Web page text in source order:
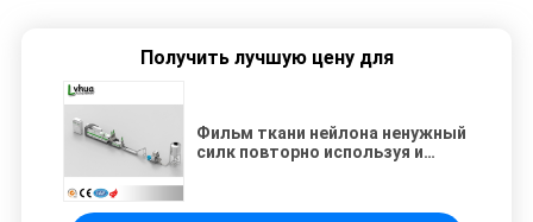
Получить лучшую цену для
Фильм ткани нейлона ненужный
силк повторно используя и